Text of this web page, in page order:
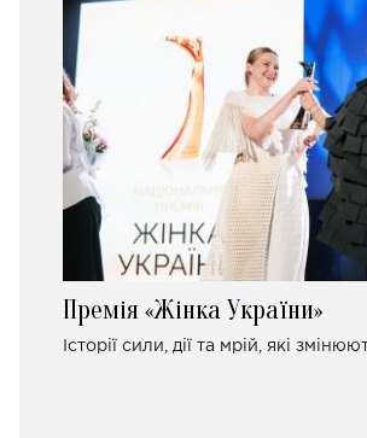
Премія «Жінка України»
Історії сили, дії та мрій, які